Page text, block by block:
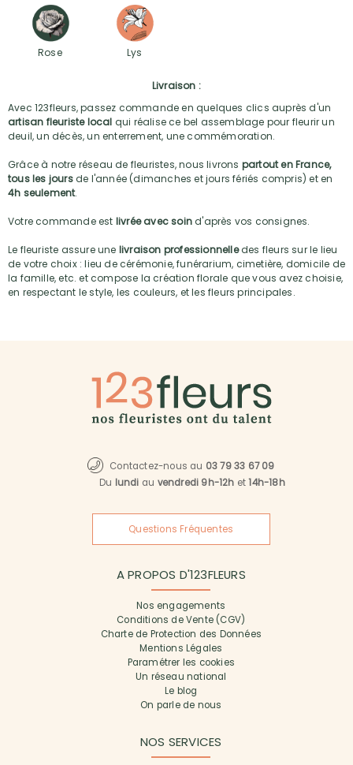
Rose Lys
Livraison :
Avec 123fleurs, passez commande en quelques clics auprès d'un
artisan fleuriste local qui réalise ce bel assemblage pour fleurir un
deuil, un décès, un enterrement, une commémoration.
Grâce à notre réseau de fleuristes, nous livrons partout en France,
tous les joursde l'année (dimanches et jours fériés compris) et en
4h seulement.
Votre commande est livrée avec soind'après vos consignes.
Le fleuriste assure une livraison professionnelledes fleurs sur le lieu
de votre choix : lieu de cérémonie, funérarium, cimetière, domicile de
la famille, etc. et compose la création florale que vous avez choisie,
en respectant le style, les couleurs, et les fleurs principales.
Contactez-nous au 03 79 33 67 09
Du lundi au vendredi 9h-12h et14h-18h
Questions Fréquentes
A PROPOS D'123FLEURS
Nos engagements
Conditions de Vente (CGV)
Charte de Protection des Données
Mentions Légales
Paramétrer les cookies
Un réseau national
Le blog
On parle de nous
NOS SERVICES